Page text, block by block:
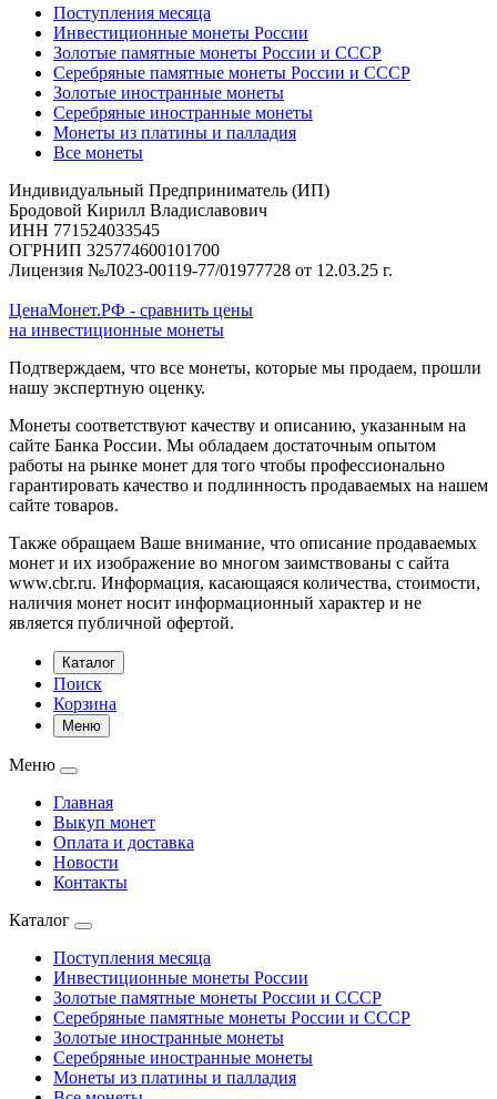
Поступления месяца
Инвестиционные монеты России
Золотые памятные монеты России и СССР
Серебряные памятные монеты России и СССР
Золотые иностранные монеты
Серебряные иностранные монеты
Монеты из платины и палладия
Все монеты
Индивидуальный Предприниматель (ИП)
Бродовой Кирилл Владиславович
ИНН 771524033545
ОГРНИП 325774600101700
Лицензия №Л023-00119-77/01977728 от 12.03.25 г.
ЦенаМонет.РФ - сравнить цены
на инвестиционные монеты
Подтверждаем, что все монеты, которые мы продаем, прошли
нашу экспертную оценку.
Монеты соответствуют качеству и описанию, указанным на
сайте Банка России. Мы обладаем достаточным опытом
работы на рынке монет для того чтобы профессионально
гарантировать качество и подлинность продаваемых на нашем
сайте товаров.
Также обращаем Ваше внимание, что описание продаваемых
монет и их изображение во многом заимствованы с сайта
www.cbr.ru. Информация, касающаяся количества, стоимости,
наличия монет носит информационный характер и не
является публичной офертой.
Каталог
Поиск
Корзина
Меню
Меню
Главная
Выкуп монет
Оплата и доставка
Новости
Контакты
Каталог
Поступления месяца
Инвестиционные монеты России
Золотые памятные монеты России и СССР
Серебряные памятные монеты России и СССР
Золотые иностранные монеты
Серебряные иностранные монеты
Монеты из платины и палладия